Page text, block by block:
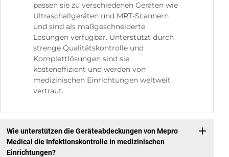
passen sie zu verschiedenen Geräten wie
Ultraschallgeräten und MRT-Scannern
und sind als maßgeschneiderte
Lösungen verfügbar. Unterstützt durch
strenge Qualitätskontrolle und
Komplettlösungen sind sie
kosteneffizient und werden von
medizinischen Einrichtungen weltweit
vertraut.
Wie unterstützen die Geräteabdeckungen von Mepro
Medical die Infektionskontrolle in medizinischen
Einrichtungen?